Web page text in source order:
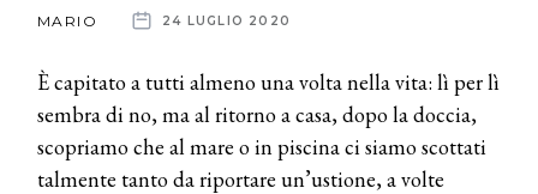
MARIO 24 LUGLIO 2020
È capitato a tutti almeno una volta nella vita: lì per lì
sembra di no, ma al ritorno a casa, dopo la doccia,
scopriamo che al mare o in piscina ci siamo scottati
talmente tanto da riportare un’ustione, a volte